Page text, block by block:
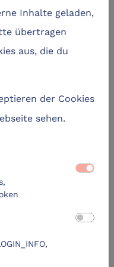
Inhalte geladen,
übertragen
aus, die du
der Cookies
sehen.
31
7 8
23